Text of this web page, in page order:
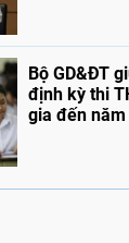
Bộ GD&ĐT
định kỳ thi
gia đến năm